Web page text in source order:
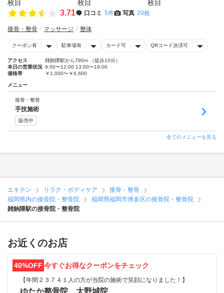
3.71 口コミ 5件 写真 20枚
接骨・整骨 マッサージ 整体
クーポン有 駐車場有 カード可 QRコード決済可
アクセス
雑餉隈駅から790m （徒歩10分）
本日の営業状況 9:00〜12:00 13:00〜19:00
価格帯
￥1,000〜￥6,600
メニュー
接骨・整骨
手技施術
販売中
全てのメニューを見る
エキテン リラク・ボディケア
接骨・整骨
福岡県内の接骨院・整骨院
福岡県福岡市博多区の接骨院・整骨院
雑餉隈駅の接骨院・整骨院
お近くのお店
40%OFF 今すぐお得なクーポンをチェック
【年間２３７４１人の方が当院の施術で笑顔になりました！】
ゆたか整骨院 大野城院